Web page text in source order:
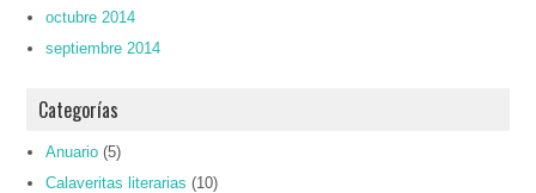
octubre 2014
septiembre 2014
Categorías
Anuario (5)
Calaveritas literarias (10)